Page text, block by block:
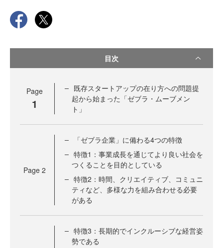
目次
Page
1
既存スタートアップの在り方への問題提
起から始まった「ゼブラ・ムーブメン
ト」
Page 2
「ゼブラ企業」に備わる4つの特徴
特徴1：事業成長を通じてより良い社会を
つくることを目的としている
特徴2：時間、クリエイティブ、コミュニ
ティなど、多様な力を組み合わせる必要
がある
特徴3：長期的でインクルーシブな経営姿
勢である